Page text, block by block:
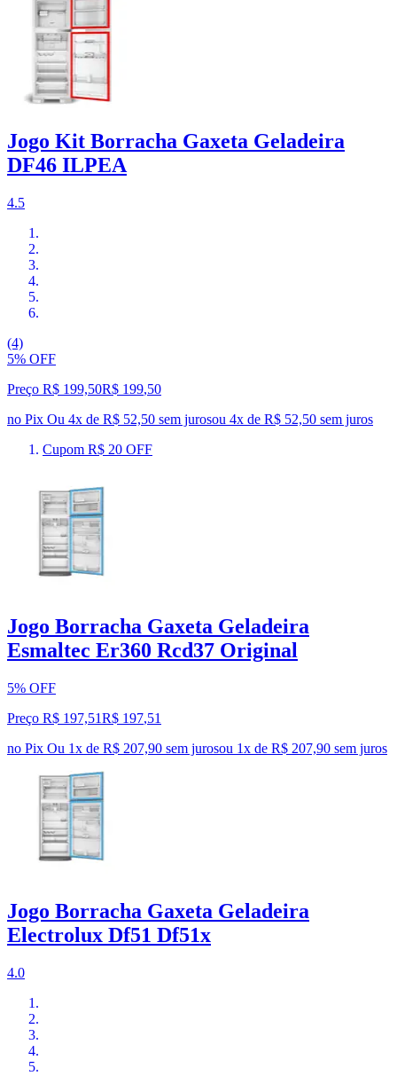
Jogo Kit Borracha Gaxeta Geladeira
DF46 ILPEA
4.5
(4)
5% OFF
Preço R$ 199,50R$ 199,50
no Pix Ou 4x de R$ 52,50 sem jurosou 4x de R$ 52,50 sem juros
Cupom R$ 20 OFF
Jogo Borracha Gaxeta Geladeira
Esmaltec Er360 Rcd37 Original
5% OFF
Preço R$ 197,51R$ 197,51
no Pix Ou 1x de R$ 207,90 sem jurosou 1x de R$ 207,90 sem juros
Jogo Borracha Gaxeta Geladeira
Electrolux Df51 Df51x
4.0